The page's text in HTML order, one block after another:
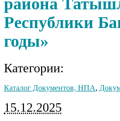
Республики
годы»
Категории:
Каталог Документов, НПА,
15.12.2025